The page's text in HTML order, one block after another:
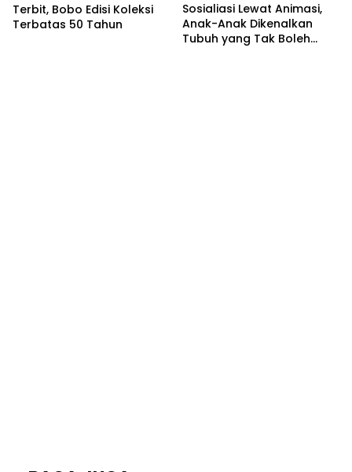
Terbit, Bobo Edisi Koleksi
Terbatas 50 Tahun
Sosialiasi Lewat Animasi,
Anak-Anak Dikenalkan
Tubuh yang Tak Boleh